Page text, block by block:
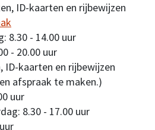
ID-kaarten en rijbewijzen
8.30 - 14.00 uur
- 20.00 uur
ID-kaarten en rijbewijzen
afspraak te maken.)
uur
8.30 - 17.00 uur